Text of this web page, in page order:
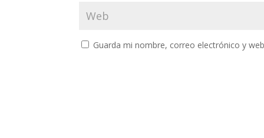
Guarda mi nombre, correo electrónico y